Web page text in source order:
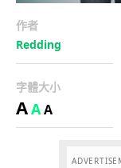
作者
Redding
字體大小
AAA